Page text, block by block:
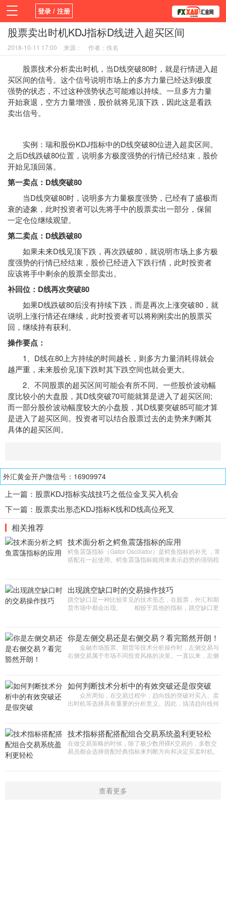
登录 / 注册
首页 新闻 观点 货币
平台
指标EA 书籍
股票卖出时机KDJ指标D线进入超买区间
2018-10-11 17:00 来源： 作者：佚名
股票技术分析卖出时机，当D线突破80时，就是行情进入超
买区间的信号。这个信号说明市场上的多方力量已经达到极度
强势的状态，不过这种强势状态可能难以持续。一旦多方力量
开始衰退，空方力量增强，股价就将见顶下跌，因此这是看跌
卖出信号。
实例：瑞和股份KDJ指标中的D线突破80位进入超卖区间。
之后D线跌破80位置，说明多方极度强势的行情已经结束，股价
开始见顶回落。
第一卖点：D线突破80
当D线突破80时，说明多方力量极度强势，已经有了盛极而
衰的迹象，此时投资者可以先将手中的股票卖出一部分，保留
一定仓位继续观望。
第二卖点：D线跌破80
如果未来D线见顶下跌，再次跌破80，就说明市场上多方极
度强势的行情已经结束，股价已经进入下跌行情，此时投资者
应该将手中剩余的股票全部卖出。
补回位：D线再次突破80
如果D线跌破80后没有持续下跌，而是再次上涨突破80，就
说明上涨行情还在继续，此时投资者可以将刚刚卖出的股票买
回，继续持有获利。
操作要点：
1、D线在80上方持续的时间越长，则多方力量消耗得就会
越严重，未来股价见顶下跌时其下跌空间也就会更大。
2、不同股票的超买区间可能会有所不同。一些股价波动幅
度比较小的大盘股，其D线突破70可能就算是进入了超买区间;
而一部分股价波动幅度较大的小盘股，其D线要突破85可能才算
是进入了超买区间。投资者可以结合股票过去的走势来判断其
具体的超买区间。
外汇黄金开户微信号：16909974
上一篇： 股票KDJ指标实战技巧之低位金叉买入机会
下一篇： 股票卖出形态KDJ指标K线和D线高位死叉
相关推荐
技术面分析之鳄鱼震荡指标的应用
鳄鱼震荡指标（Gator Oscillator）是鳄鱼指标的补充 ，常
搭配在一起使用。鳄鱼震荡指标能用来表示趋势的强弱程
出现跳空缺口时的交易操作技巧
跳空缺口是一种比较常见的技术形态，在股票，外汇和期
货市场中都会出现。 相较于其他的指标，跳空缺口更
你是左侧交易还是右侧交易？看完豁然开朗！
金融市场股票、期货等技术分析操作时，左侧交易与
右侧交易属于市场不同投资风格的决策。一直以来，左侧
如何判断技术分析中的有效突破还是假突破
众所周知，在交易过程中，趋向线的突破对买入、卖
出时机等选择具有重要的分析意义。因此，搞清趋向线何
技术指标搭配搭配组合交易系统盈利更轻松
在做交易策略的时候，除了极少数用裸K交易的，多数交
易员都会选择搭配经典指标来判断方向和决定买卖时机。
查看更多